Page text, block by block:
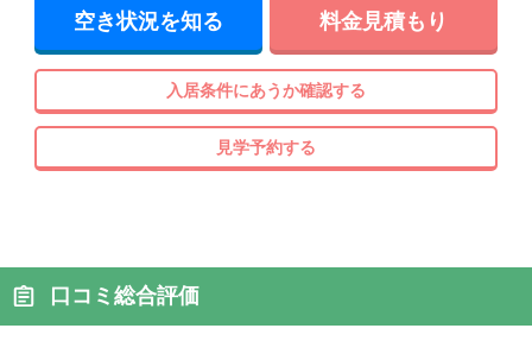
空き状況を知る 料金見積もり
入居条件にあうか確認する
見学予約する
口コミ総合評価